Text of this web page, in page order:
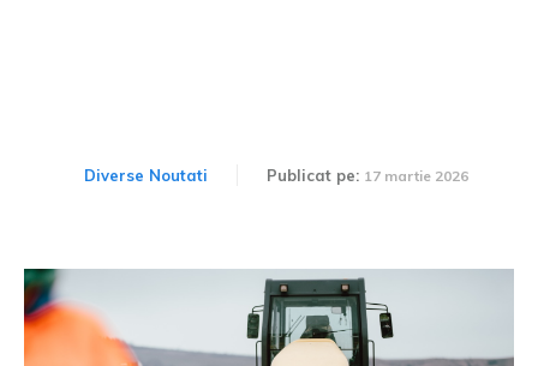
Diverse Noutati Publicat pe: 17 martie 2026